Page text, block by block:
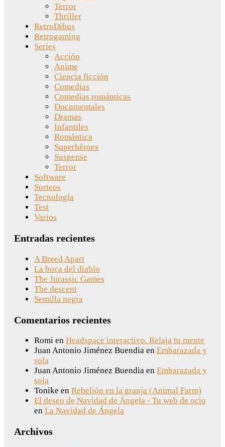
Terror
Thriller
RetroDibus
Retrogaming
Series
Acción
Anime
Ciencia ficción
Comedias
Comedias románticas
Documentales
Dramas
Infantiles
Romántica
Superhéroes
Suspense
Terror
Software
Sorteos
Tecnología
Test
Varios
Entradas recientes
A Breed Apart
La boca del diablo
The Jurassic Games
The descent
Semilla negra
Comentarios recientes
Romi en Headspace interactivo. Relaja tu mente
Juan Antonio Jiménez Buendia en Embarazada y
sola
Juan Antonio Jiménez Buendia en Embarazada y
sola
Tonike en Rebelión en la granja (Animal Farm)
El deseo de Navidad de Ángela - Tu web de ocio
en La Navidad de Ángela
Archivos